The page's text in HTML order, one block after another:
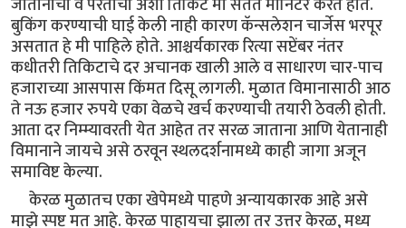
बुकिंग करण्याची घाई केली नाही कारण कॅन्सलेशन चार्जेस भरपूर
असतात हे मी पाहिले होते. आश्चर्यकारक रित्या सप्टेंबर नंतर
कधीतरी तिकिटाचे दर अचानक खाली आले व साधारण चार-पाच
हजाराच्या आसपास किंमत दिसू लागली. मुळात विमानासाठी आठ
ते नऊ हजार रुपये एका वेळचे खर्च करण्याची तयारी ठेवली होती.
आता दर निम्म्यावरती येत आहेत तर सरळ जाताना आणि येतानाही
विमानाने जायचे असे ठरवून स्थलदर्शनामध्ये काही जागा अजून
समाविष्ट केल्या.
केरळ मुळातच एका खेपेमध्ये पाहणे अन्यायकारक आहे असे
माझे स्पष्ट मत आहे. केरळ पाहायचा झाला तर उत्तर केरळ, मध्य